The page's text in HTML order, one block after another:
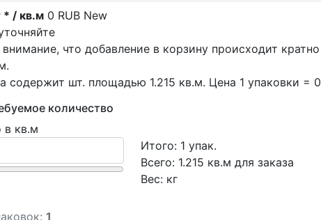
* / кв.м 0 RUB New
что добавление в корзину происходит кратно
содержит шт. площадью 1.215 кв.м. Цена 1 упаковки = 0
количество
в кв.м
Итого: 1 упак.
Всего: 1.215 кв.м для заказа
Вес: кг
1